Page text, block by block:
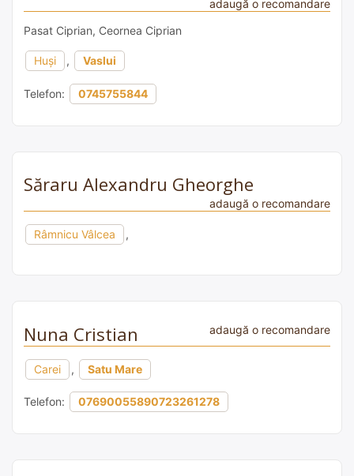
adaugă o recomandare
Pasat Ciprian, Ceornea Ciprian
Huși , Vaslui
Telefon: 0745755844
Săraru Alexandru Gheorghe
adaugă o recomandare
Râmnicu Vâlcea ,
Nuna Cristian adaugă o recomandare
Carei , Satu Mare
Telefon: 07690055890723261278